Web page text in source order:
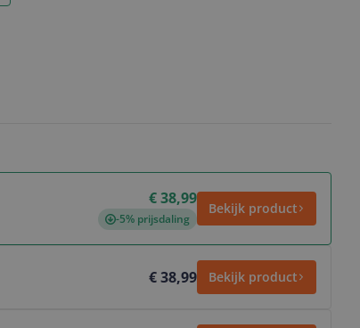
€ 38,99
-5% prijsdaling
Bekijk product
€ 38,99 Bekijk product